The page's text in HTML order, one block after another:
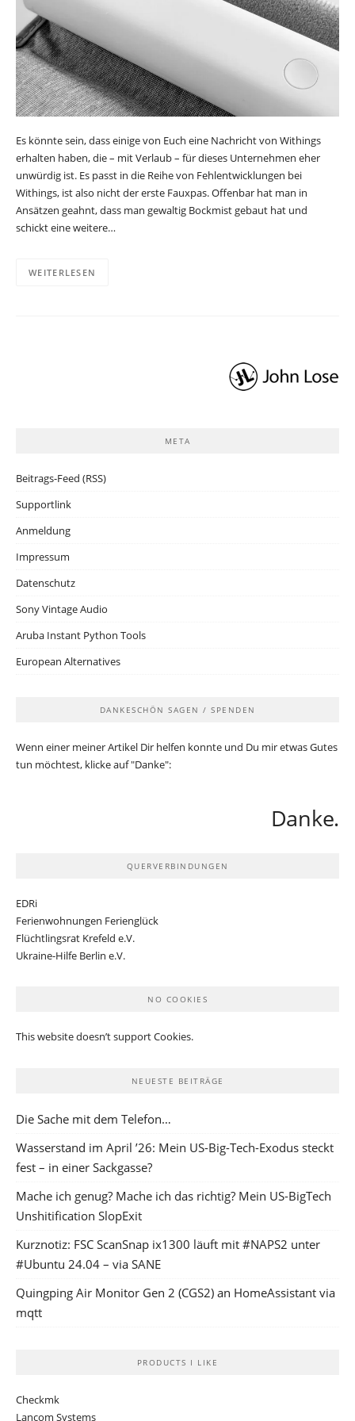
Es könnte sein, dass einige von Euch eine Nachricht von Withings
erhalten haben, die – mit Verlaub – für dieses Unternehmen eher
unwürdig ist. Es passt in die Reihe von Fehlentwicklungen bei
Withings, ist also nicht der erste Fauxpas. Offenbar hat man in
Ansätzen geahnt, dass man gewaltig Bockmist gebaut hat und
schickt eine weitere…
WEITERLESEN
META
Beitrags-Feed (RSS)
Supportlink
Anmeldung
Impressum
Datenschutz
Sony Vintage Audio
Aruba Instant Python Tools
European Alternatives
DANKESCHÖN SAGEN / SPENDEN
Wenn einer meiner Artikel Dir helfen konnte und Du mir etwas Gutes
tun möchtest, klicke auf "Danke":
Danke.
QUERVERBINDUNGEN
EDRi
Ferienwohnungen Ferienglück
Flüchtlingsrat Krefeld e.V.
Ukraine-Hilfe Berlin e.V.
NO COOKIES
This website doesn’t support Cookies.
NEUESTE BEITRÄGE
Die Sache mit dem Telefon…
Wasserstand im April ’26: Mein US-Big-Tech-Exodus steckt
fest – in einer Sackgasse?
Mache ich genug? Mache ich das richtig? Mein US-BigTech
Unshitification SlopExit
Kurznotiz: FSC ScanSnap ix1300 läuft mit #NAPS2 unter
#Ubuntu 24.04 – via SANE
Quingping Air Monitor Gen 2 (CGS2) an HomeAssistant via
mqtt
PRODUCTS I LIKE
Checkmk
Lancom Systems